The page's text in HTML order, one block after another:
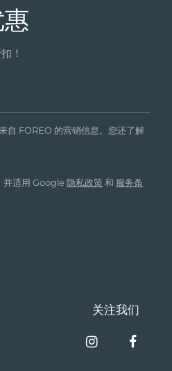
！
自 FOREO 的营销信息。您还了解
并适用 Google隐私政策 和 服务条
关注我们